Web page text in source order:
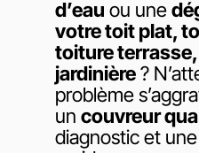
d’eau ou une
votre toit plat,
toiture
jardinière?
problème
uncouvreur
diagnostic et